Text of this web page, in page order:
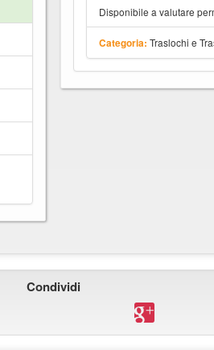
Disponibile a valutare
Categoria: Traslochi e
Condividi